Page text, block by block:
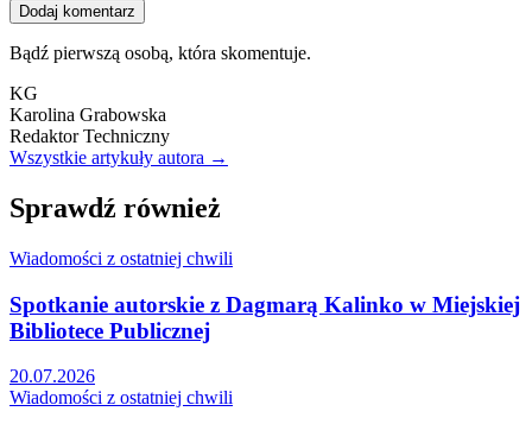
Dodaj komentarz
Bądź pierwszą osobą, która skomentuje.
KG
Karolina Grabowska
Redaktor Techniczny
Wszystkie artykuły autora →
Sprawdź również
Wiadomości z ostatniej chwili
Spotkanie autorskie z Dagmarą Kalinko w Miejskiej
Bibliotece Publicznej
20.07.2026
Wiadomości z ostatniej chwili